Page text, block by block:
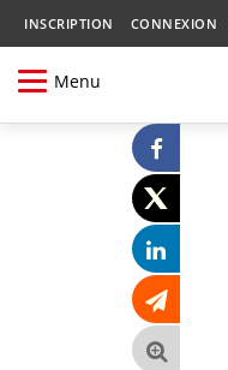
INSCRIPTION CONNEXION
Menu